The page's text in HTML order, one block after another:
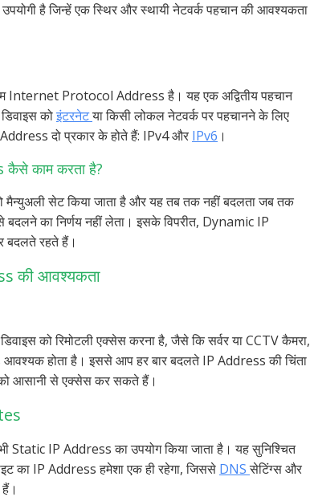
है जिन्हें एक स्थिर और स्थायी नेटवर्क पहचान की आवश्यकता
Internet Protocol Address है। यह एक अद्वितीय पहचान
कोइंटरनेटया किसी लोकल नेटवर्क पर पहचानने के लिए
दो प्रकार के होते हैं: IPv4 और IPv6 ।
काम करता है?
सेट किया जाता है और यह तब तक नहीं बदलता जब तक
बदलने का निर्णय नहीं लेता। इसके विपरीत, Dynamic IP
रहते हैं।
की आवश्यकता
को रिमोटली एक्सेस करना है, जैसे कि सर्वर या CCTV कैमरा,
होता है। इससे आप हर बार बदलते IP Address की चिंता
को आसानी से एक्सेस कर सकते हैं।
Static IP Address का उपयोग किया जाता है। यह सुनिश्चित
का IP Address हमेशा एक ही रहेगा, जिससे DNSसेटिंग्स और